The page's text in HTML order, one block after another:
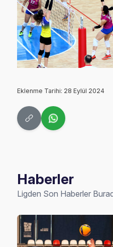
Eklenme Tarihi: 28 Eylül 2024
Haberler
Ligden Son Haberler